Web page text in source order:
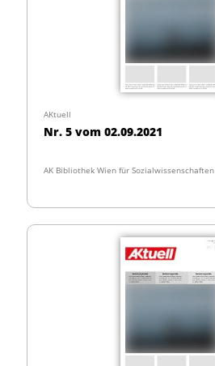
AKtuell
Nr. 5 vom 02.09.2021
AK Bibliothek Wien für Sozialwissenschaften